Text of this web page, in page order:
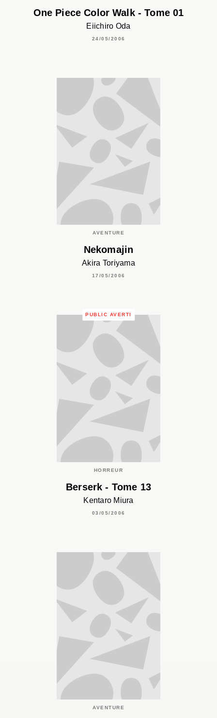
One Piece Color Walk - Tome 01
Eiichiro Oda
24/05/2006
AVENTURE
Nekomajin
Akira Toriyama
17/05/2006
PUBLIC AVERTI
HORREUR
Berserk - Tome 13
Kentaro Miura
03/05/2006
AVENTURE